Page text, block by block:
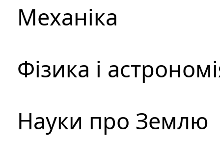
Механіка
Фізика і
Науки про Землю